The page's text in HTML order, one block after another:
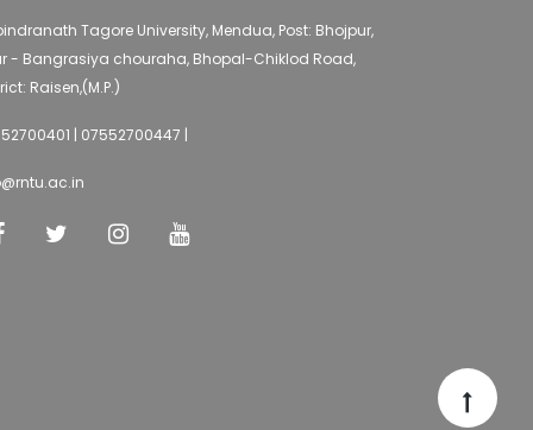
Tagore University, Mendua, Post: Bhojpur,
- Bangrasiya chouraha, Bhopal-Chiklod Road,
Raisen,(M.P.)
| 07552700447 |